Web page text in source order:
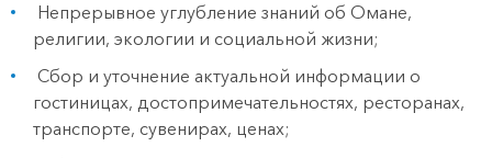
Непрерывное углубление знаний об Омане,
религии, экологии и социальной жизни;
Сбор и уточнение актуальной информации о
гостиницах, достопримечательностях, ресторанах,
транспорте, сувенирах, ценах;